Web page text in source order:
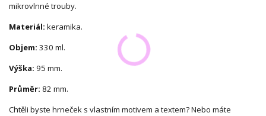
mikrovlnné trouby.
Materiál: keramika.
Objem: 330 ml.
Výška: 95 mm.
Průměr: 82 mm.
Chtěli byste hrneček s vlastním motivem a textem? Nebo máte